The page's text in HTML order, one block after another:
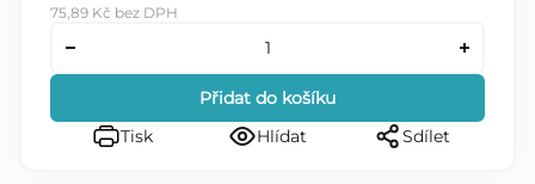
75,89 Kč bez DPH
Přidat do košíku
Tisk
Hlídat Sdílet